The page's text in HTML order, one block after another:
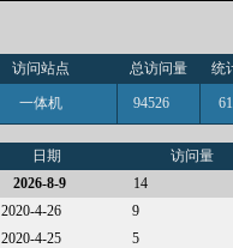
访问站点 总访问量 统
一体机 94526
日期
访问量
2026-8-9
14
2020-4-26
9
2020-4-25
5